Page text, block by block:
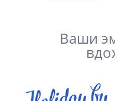
Ваши